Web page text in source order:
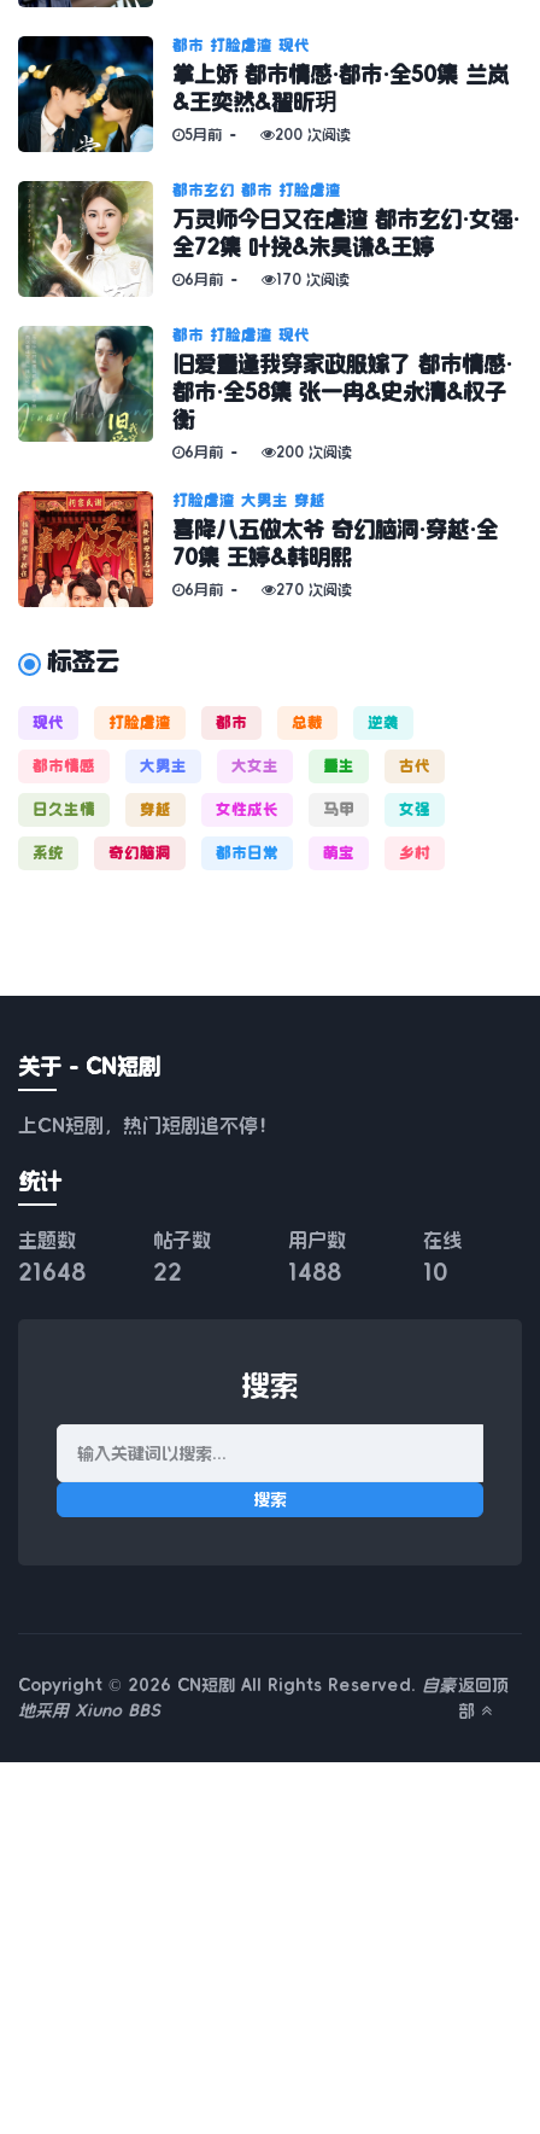
都市 打脸虐渣 现代
掌上娇 都市情感·都市·全50集 兰岚
&王奕然&翟昕玥
5月前 200 次阅读
都市玄幻 都市 打脸虐渣
万灵师今日又在虐渣 都市玄幻·女强·
全72集 叶挽&朱昊谦&王婷
6月前 170 次阅读
都市 打脸虐渣 现代
旧爱重逢我穿家政服嫁了 都市情感·
都市·全58集 张一冉&史永清&权子
衡
6月前 200 次阅读
打脸虐渣 大男主 穿越
喜降八五做太爷 奇幻脑洞·穿越·全
70集 王婷&韩明熙
6月前 270 次阅读
标签云
现代 打脸虐渣 都市 总裁 逆袭
都市情感 大男主 大女主 重生 古代
日久生情 穿越 女性成长 马甲 女强
系统 奇幻脑洞 都市日常 萌宝 乡村
关于 - CN短剧
上CN短剧，热门短剧追不停！
统计
主题数
21648
帖子数
22
用户数
1488
在线
10
搜索
搜索
Copyright © 2026 CN短剧 All Rights Reserved. 自豪
地采用 Xiuno BBS
返回顶
部